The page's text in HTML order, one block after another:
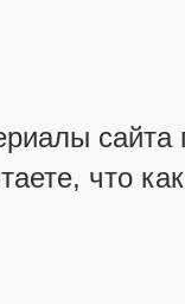
сайта
что